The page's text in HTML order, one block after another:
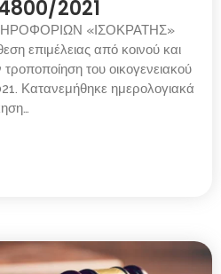
2021
«ΙΣΟΚΡΑΤΗΣ»
επιμέλειας από κοινού και
του οικογενειακού
Κατανεμήθηκε ημερολογιακά